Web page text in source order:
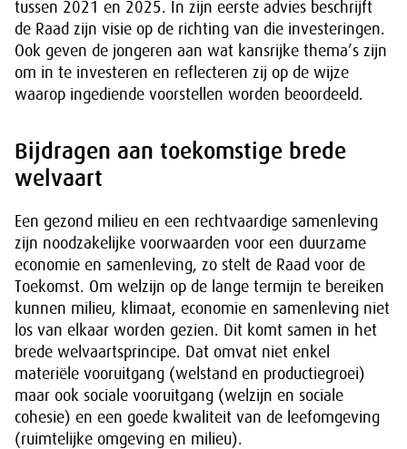
tussen 2021 en 2025. In zijn eerste advies beschrijft
de Raad zijn visie op de richting van die investeringen.
Ook geven de jongeren aan wat kansrijke thema’s zijn
om in te investeren en reflecteren zij op de wijze
waarop ingediende voorstellen worden beoordeeld.
Bijdragen aan toekomstige brede
welvaart
Een gezond milieu en een rechtvaardige samenleving
zijn noodzakelijke voorwaarden voor een duurzame
economie en samenleving, zo stelt de Raad voor de
Toekomst. Om welzijn op de lange termijn te bereiken
kunnen milieu, klimaat, economie en samenleving niet
los van elkaar worden gezien. Dit komt samen in het
brede welvaartsprincipe. Dat omvat niet enkel
materiële vooruitgang (welstand en productiegroei)
maar ook sociale vooruitgang (welzijn en sociale
cohesie) en een goede kwaliteit van de leefomgeving
(ruimtelijke omgeving en milieu).